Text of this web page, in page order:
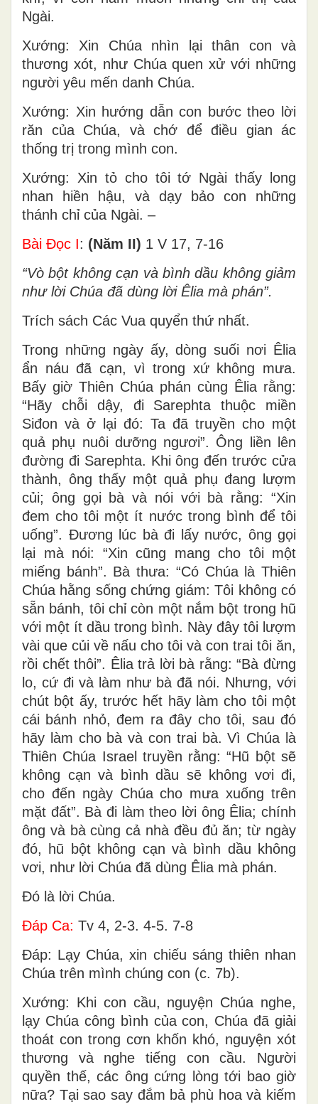
Ngài.
Xướng: Xin Chúa nhìn lại thân con và
thương xót, như Chúa quen xử với những
người yêu mến danh Chúa.
Xướng: Xin hướng dẫn con bước theo lời
răn của Chúa, và chớ để điều gian ác
thống trị trong mình con.
Xướng: Xin tỏ cho tôi tớ Ngài thấy long
nhan hiền hậu, và dạy bảo con những
thánh chỉ của Ngài. –
Bài Ðọc I: (Năm II) 1 V 17, 7-16
“Vò bột không cạn và bình dầu không giảm
như lời Chúa đã dùng lời Êlia mà phán”.
Trích sách Các Vua quyển thứ nhất.
Trong những ngày ấy, dòng suối nơi Êlia
ẩn náu đã cạn, vì trong xứ không mưa.
Bấy giờ Thiên Chúa phán cùng Êlia rằng:
“Hãy chỗi dậy, đi Sarephta thuộc miền
Siđon và ở lại đó: Ta đã truyền cho một
quả phụ nuôi dưỡng ngươi”. Ông liền lên
đường đi Sarephta. Khi ông đến trước cửa
thành, ông thấy một quả phụ đang lượm
củi; ông gọi bà và nói với bà rằng: “Xin
đem cho tôi một ít nước trong bình để tôi
uống”. Ðương lúc bà đi lấy nước, ông gọi
lại mà nói: “Xin cũng mang cho tôi một
miếng bánh”. Bà thưa: “Có Chúa là Thiên
Chúa hằng sống chứng giám: Tôi không có
sẵn bánh, tôi chỉ còn một nắm bột trong hũ
với một ít dầu trong bình. Này đây tôi lượm
vài que củi về nấu cho tôi và con trai tôi ăn,
rồi chết thôi”. Êlia trả lời bà rằng: “Bà đừng
lo, cứ đi và làm như bà đã nói. Nhưng, với
chút bột ấy, trước hết hãy làm cho tôi một
cái bánh nhỏ, đem ra đây cho tôi, sau đó
hãy làm cho bà và con trai bà. Vì Chúa là
Thiên Chúa Israel truyền rằng: “Hũ bột sẽ
không cạn và bình dầu sẽ không vơi đi,
cho đến ngày Chúa cho mưa xuống trên
mặt đất”. Bà đi làm theo lời ông Êlia; chính
ông và bà cùng cả nhà đều đủ ăn; từ ngày
đó, hũ bột không cạn và bình dầu không
vơi, như lời Chúa đã dùng Êlia mà phán.
Ðó là lời Chúa.
Ðáp Ca: Tv 4, 2-3. 4-5. 7-8
Ðáp: Lạy Chúa, xin chiếu sáng thiên nhan
Chúa trên mình chúng con (c. 7b).
Xướng: Khi con cầu, nguyện Chúa nghe,
lạy Chúa công bình của con, Chúa đã giải
thoát con trong cơn khốn khó, nguyện xót
thương và nghe tiếng con cầu. Người
quyền thế, các ông cứng lòng tới bao giờ
nữa? Tại sao say đắm bả phù hoa và kiếm